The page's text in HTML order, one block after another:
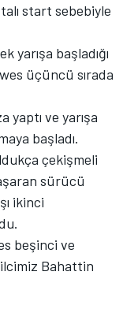
start sebebiyle
yarışa başladığı
üçüncü sırada
yaptı ve yarışa
başladı.
çekişmeli
sürücü
ikinci
beşinci ve
Bahattin